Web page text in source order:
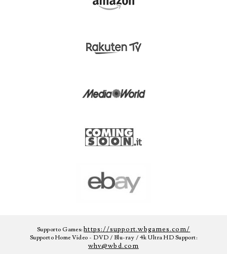
Supporto Games:https://support.wbgames.com/
Supporto Home Video - DVD / Blu-ray / 4k Ultra HD Support:
whv@wbd.com